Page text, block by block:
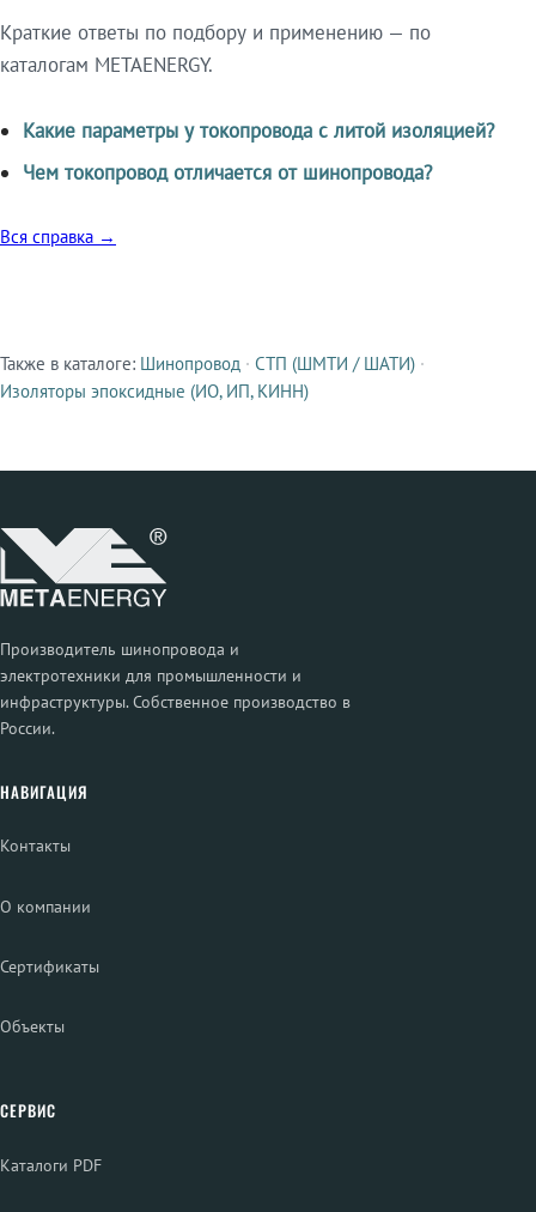
Краткие ответы по подбору и применению — по
каталогам METAENERGY.
Какие параметры у токопровода с литой изоляцией?
Чем токопровод отличается от шинопровода?
Вся справка →
Смежные продукты
Также в каталоге: Шинопровод · СТП (ШМТИ / ШАТИ) ·
Изоляторы эпоксидные (ИО, ИП, КИНН)
Производитель шинопровода и
электротехники для промышленности и
инфраструктуры. Собственное производство в
России.
НАВИГАЦИЯ
Контакты
О компании
Сертификаты
Объекты
СЕРВИС
Каталоги PDF